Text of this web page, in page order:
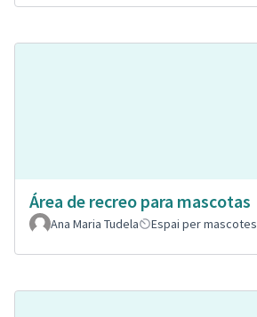
Área de recreo para mascotas
Ana Maria Tudela
Espai per mascotes